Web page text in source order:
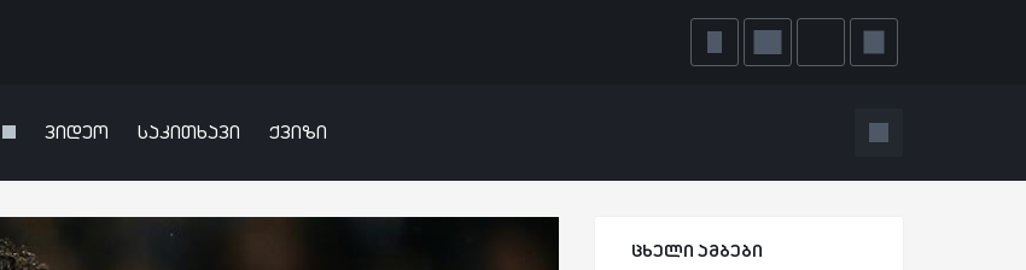
ვიდეო საკითხავი ქვიზი
ცხელი ამბები